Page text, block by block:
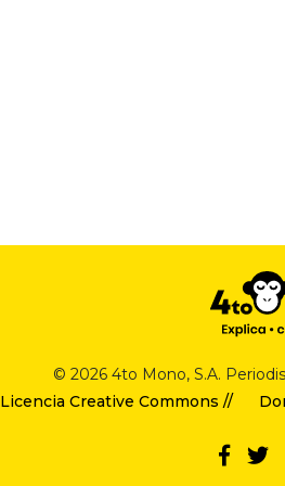
© 2026 4to Mono, S.A.
Licencia Creative Commons //